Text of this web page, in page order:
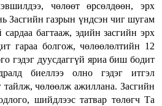
чөлөөт өрсөлдөөн, эрх
Засгийн газрын үндсэн чиг шугам
багтааж, эдийн засгийн эрх
гараа болгож, чөлөөлөлтийн 12
гэдэг дуусдаггүй яриа биш бодит
биеллээ олно гэдэг итгэл
чөлөөлж ажиллана. Засгийн
шийдлээс татвар төлөгч Та